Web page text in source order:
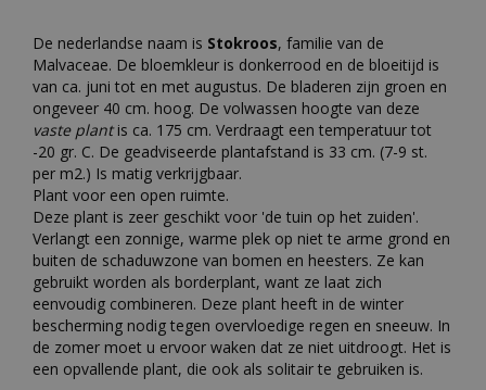
De nederlandse naam is Stokroos, familie van de
Malvaceae. De bloemkleur is donkerrood en de bloeitijd is
van ca. juni tot en met augustus. De bladeren zijn groen en
ongeveer 40 cm. hoog. De volwassen hoogte van deze
vaste plantis ca. 175 cm. Verdraagt een temperatuur tot
-20 gr. C. De geadviseerde plantafstand is 33 cm. (7-9 st.
per m2.) Is matig verkrijgbaar.
Plant voor een open ruimte.
Deze plant is zeer geschikt voor 'de tuin op het zuiden'.
Verlangt een zonnige, warme plek op niet te arme grond en
buiten de schaduwzone van bomen en heesters. Ze kan
gebruikt worden als borderplant, want ze laat zich
eenvoudig combineren. Deze plant heeft in de winter
bescherming nodig tegen overvloedige regen en sneeuw. In
de zomer moet u ervoor waken dat ze niet uitdroogt. Het is
een opvallende plant, die ook als solitair te gebruiken is.